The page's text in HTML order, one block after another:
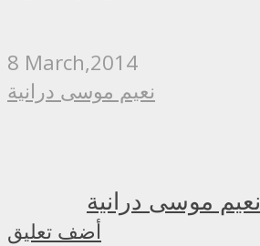
8 March,2014
نعيم موسى درانية
نعيم موسى درانية
أضف تعليق